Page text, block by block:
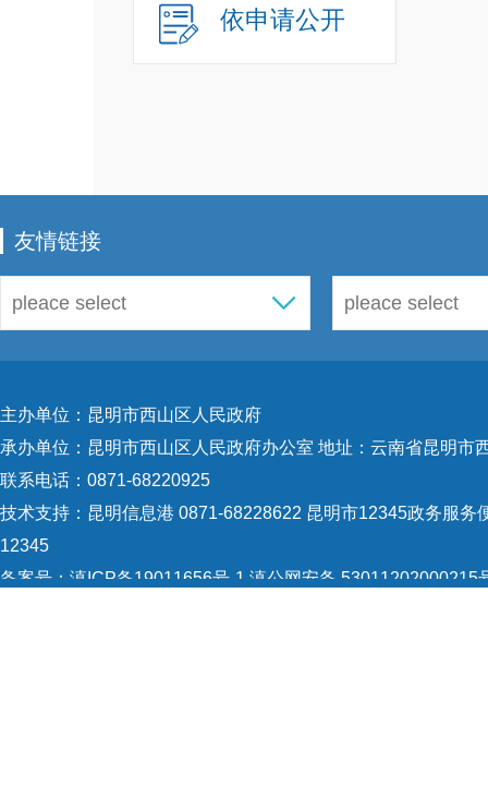
依申请公开
友情链接
主办单位：昆明市西山区人民政府
承办单位：昆明市西山区人民政府办公室 地址：云南省昆明市
联系电话：0871-68220925
技术支持： 昆明信息港 0871-68228622 昆明市12345政务服务
12345
备案号： 滇ICP备19011656号-1 滇公网安备 53011202000215